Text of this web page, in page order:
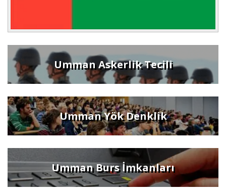
Umman Askerlik Tecili
Umman Yök Denklik
Umman Burs İmkanları